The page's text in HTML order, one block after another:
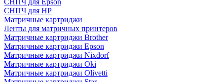
СНПЧ для Epson
СНПЧ для HP
Матричные картриджи
Ленты для матричных принтеров
Матричные картриджи Brother
Матричные картриджи Epson
Матричные картриджи Nixdorf
Матричные картриджи Oki
Матричные картриджи Olivetti